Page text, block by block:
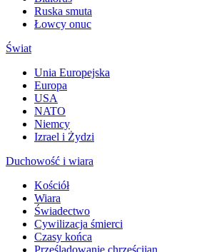
Ruska smuta
Łowcy onuc
Świat
Unia Europejska
Europa
USA
NATO
Niemcy
Izrael i Żydzi
Duchowość i wiara
Kościół
Wiara
Świadectwo
Cywilizacja śmierci
Czasy końca
Prześladowanie chrześcijan